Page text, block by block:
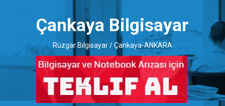
Çankaya Bilgisayar
Rüzgar Bilgisayar / Çankaya-ANKARA